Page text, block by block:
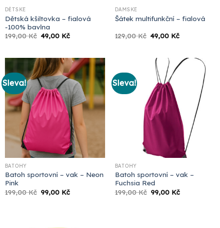
DĚTSKÉ
Dětská kšiltovka – fialová
-100% bavlna
199,00Kč Původní
cena
49,00 KčAktuální
DÁMSKÉ
Šátek multifunkční – fialová
129,00Kč Původní
cena
49,00 KčAktuální
Sleva!
BATOHY
Batoh sportovní – vak – Neon
Pink
199,00Kč Původní
cena
99,00 KčAktuální
Sleva!
BATOHY
Batoh sportovní – vak –
Fuchsia Red
199,00Kč Původní
cena
99,00 KčAktuální